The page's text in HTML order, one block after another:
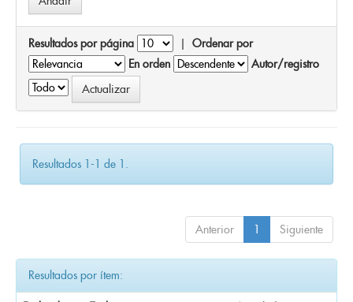
Resultados por página | Ordenar por
En orden
Autor/registro
Resultados 1-1 de 1.
Anterior 1 Siguiente
Resultados por ítem: